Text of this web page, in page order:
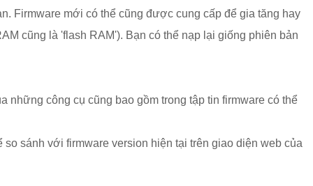
Firmware mới có thể cũng được cung cấp để gia tăng hay
cũng là 'flash RAM'). Bạn có thể nạp lại giống phiên bản
công cụ cũng bao gồm trong tập tin firmware có thể
sánh với firmware version hiện tại trên giao diện web của